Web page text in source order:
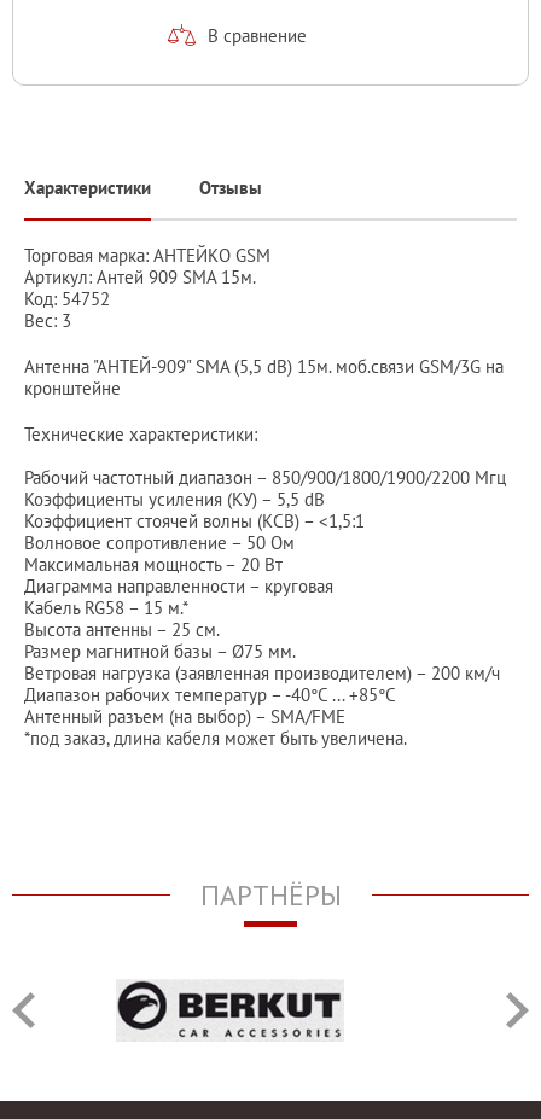
В сравнение
Характеристики Отзывы
Торговая марка: АНТЕЙКО GSM
Артикул: Антей 909 SMA 15м.
Код: 54752
Вес: 3
Антенна "АНТЕЙ-909" SMA (5,5 dB) 15м. моб.связи GSM/3G на
кронштейне
Технические характеристики:
Рабочий частотный диапазон – 850/900/1800/1900/2200 Мгц
Коэффициенты усиления (КУ) – 5,5 dB
Коэффициент стоячей волны (КСВ) – <1,5:1
Волновое сопротивление – 50 Ом
Максимальная мощность – 20 Вт
Диаграмма направленности – круговая
Кабель RG58 – 15 м.*
Высота антенны – 25 см.
Размер магнитной базы – Ø75 мм.
Ветровая нагрузка (заявленная производителем) – 200 км/ч
Диапазон рабочих температур – -40°C ... +85°C
Антенный разъем (на выбор) – SMA/FME
*под заказ, длина кабеля может быть увеличена.
ПАРТНЁРЫ